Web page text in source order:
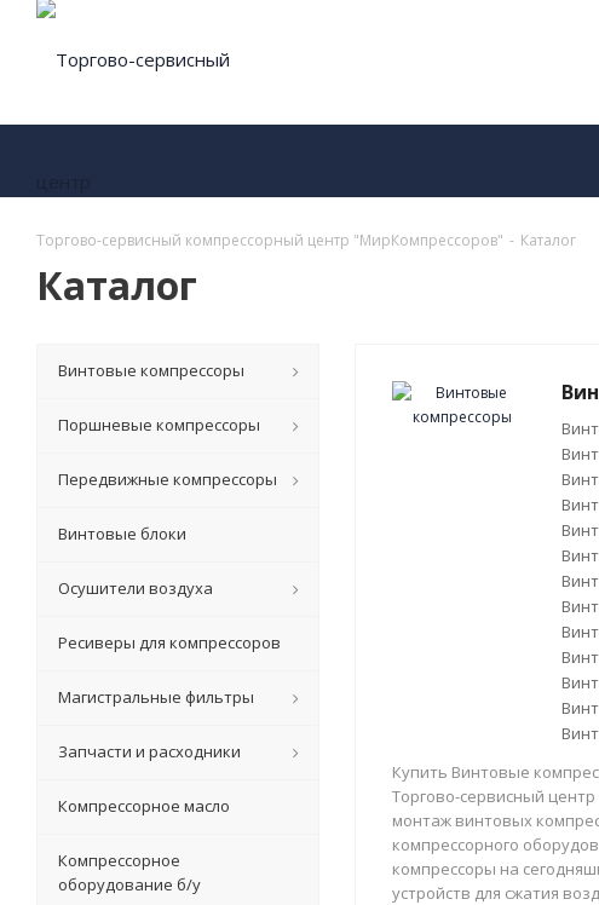
Торгово-сервисный компрессорный центр "МирКомпрессоров" - Каталог
Каталог
Купить Винтовые
Торгово-сервисный
монтаж винтовых
компрессорного
компрессоры на
устройств для сжатия
Винтовые компрессоры
Поршневые компрессоры
Передвижные компрессоры
Винтовые блоки
Осушители воздуха
Ресиверы для компрессоров
Магистральные фильтры
Запчасти и расходники
Компрессорное масло
Компрессорное
оборудование б/у